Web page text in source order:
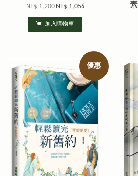
NT$ 1,200NT$ 1,056
加入購物車
優惠